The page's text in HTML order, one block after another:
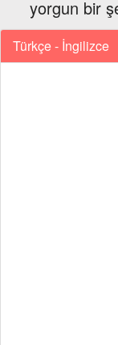
yorgun bir
Türkçe - İngilizce